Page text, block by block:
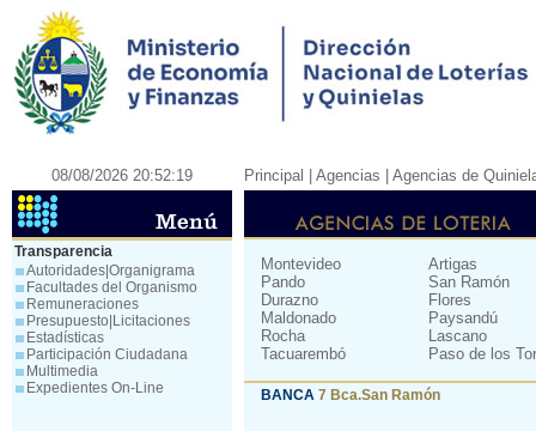
08/08/2026 20:52:19 Principal | Agencias | Agencias de
Transparencia
Autoridades|Organigrama
Facultades del Organismo
Remuneraciones
Presupuesto|Licitaciones
Estadísticas
Participación Ciudadana
Multimedia
Expedientes On-Line
Montevideo
Artigas
Pando
San Ramón
Durazno
Flores
Maldonado
Paysandú
Rocha
Lascano
Tacuarembó
Paso de los
BANCA 7 Bca.San Ramón